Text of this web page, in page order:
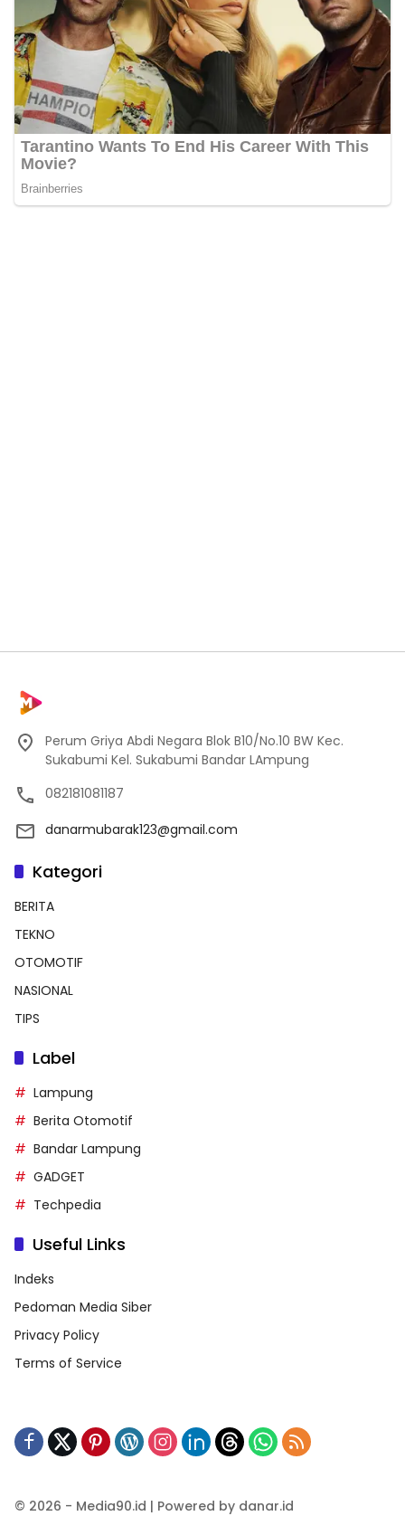
Perum Griya Abdi Negara Blok B10/No.10 BW Kec.
Sukabumi Kel. Sukabumi Bandar LAmpung
082181081187
danarmubarak123@gmail.com
Kategori
BERITA
TEKNO
OTOMOTIF
NASIONAL
TIPS
Label
Lampung
Berita Otomotif
Bandar Lampung
GADGET
Techpedia
Useful Links
Indeks
Pedoman Media Siber
Privacy Policy
Terms of Service
© 2026 - Media90.id | Powered by danar.id